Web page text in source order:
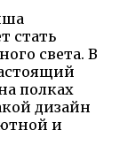
стать
света. В
полках
дизайн
и